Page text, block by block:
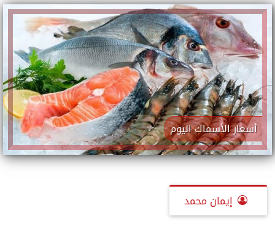
أسعار الأسماك اليوم
إيمان محمد